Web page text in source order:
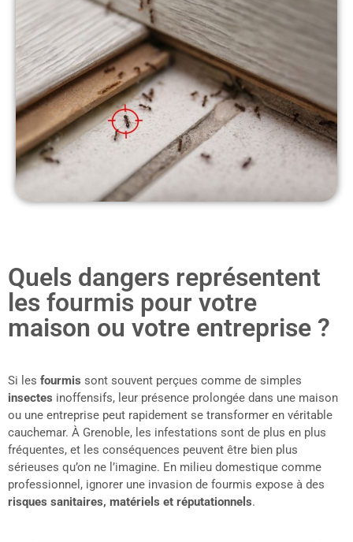
Quels dangers représentent
les fourmis pour votre
maison ou votre entreprise ?
Si les fourmis sont souvent perçues comme de simples
insectes inoffensifs, leur présence prolongée dans une maison
ou une entreprise peut rapidement se transformer en véritable
cauchemar. À Grenoble, les infestations sont de plus en plus
fréquentes, et les conséquences peuvent être bien plus
sérieuses qu’on ne l’imagine. En milieu domestique comme
professionnel, ignorer une invasion de fourmis expose à des
risques sanitaires, matériels et réputationnels.